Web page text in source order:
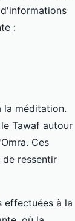
:
la méditation.
Tawaf autour
Ces
ressentir
effectuées à la